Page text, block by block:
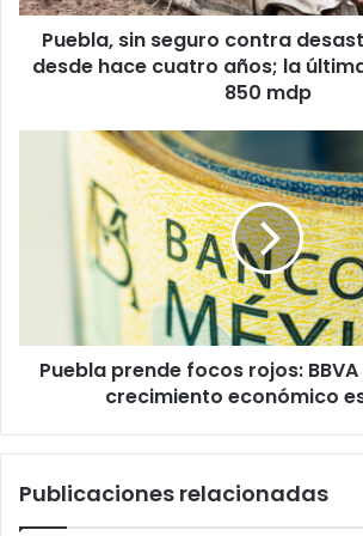
cuatro
años;Puebla, sin seguro contra
desde hace cuatro años; la
850 mdp
crecimiento
económico
estePuebla prende focos rojos:
crecimiento económico
Publicaciones relacionadas